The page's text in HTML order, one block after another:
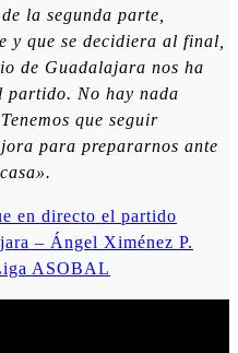
la segunda parte,
y que se decidiera al final,
de Guadalajara nos ha
partido. No hay nada
que seguir
para prepararnos ante
en directo el partido
– Ángel Ximénez P.
ASOBAL